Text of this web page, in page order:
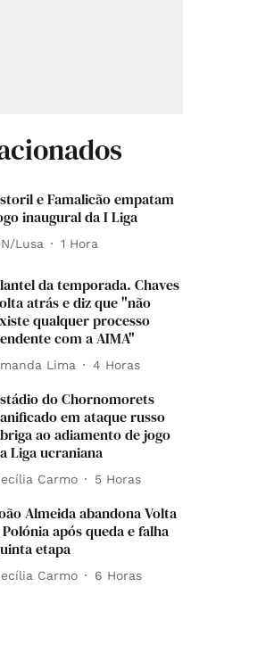
e Famalicão empatam
inaugural da I Liga
Lusa 1 Hora
da temporada. Chaves
atrás e diz que "não
qualquer processo
com a AIMA"
Lima 4 Horas
do Chornomorets
em ataque russo
ao adiamento de jogo
Liga ucraniana
Carmo 5 Horas
Almeida abandona Volta
Polónia após queda e falha
etapa
Carmo 6 Horas